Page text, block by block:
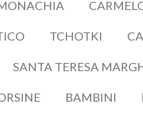
TCHOTKI
SANTA TERESA
BAMBINI